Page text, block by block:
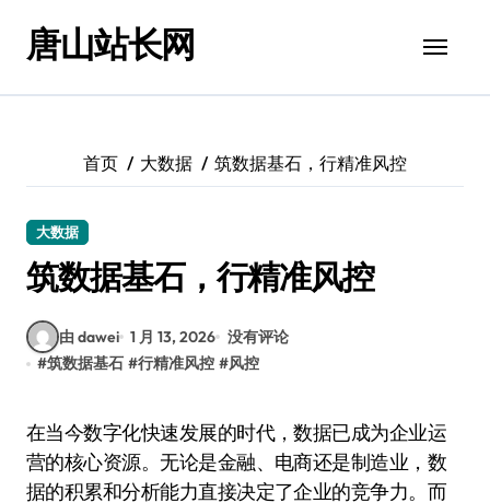
唐山站长网
首页 大数据 筑数据基石，行精准风控
大数据
筑数据基石，行精准风控
由 dawei 1 月 13, 2026 没有评论
#筑数据基石 #行精准风控 #风控
在当今数字化快速发展的时代，数据已成为企业运
营的核心资源。无论是金融、电商还是制造业，数
据的积累和分析能力直接决定了企业的竞争力。而